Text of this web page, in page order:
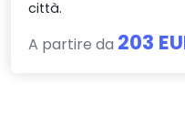
città.
A partire da 203